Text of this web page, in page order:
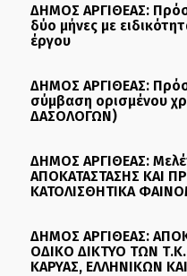
ΔΗΜΟΣ ΑΡΓΙΘΕΑΣ:
δύο μήνες με
έργου
ΔΗΜΟΣ ΑΡΓΙΘΕΑΣ:
σύμβαση ορισμένου
ΔΑΣΟΛΟΓΩΝ)
ΔΗΜΟΣ ΑΡΓΙΘΕΑΣ:
ΑΠΟΚΑΤΑΣΤΑΣΗΣ ΚΑΙ
ΚΑΤΟΛΙΣΘΗΤΙΚΑ
ΔΗΜΟΣ ΑΡΓΙΘΕΑΣ:
ΟΔΙΚΟ ΔΙΚΤΥΟ ΤΩΝ
ΚΑΡΥΑΣ, ΕΛΛΗΝΙΚΩΝ